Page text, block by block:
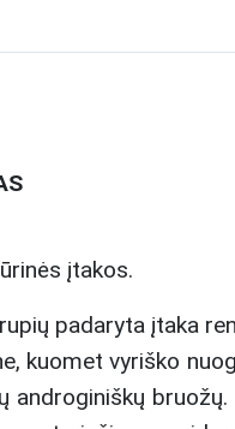
įtakos.
padaryta įtaka
kuomet vyriško